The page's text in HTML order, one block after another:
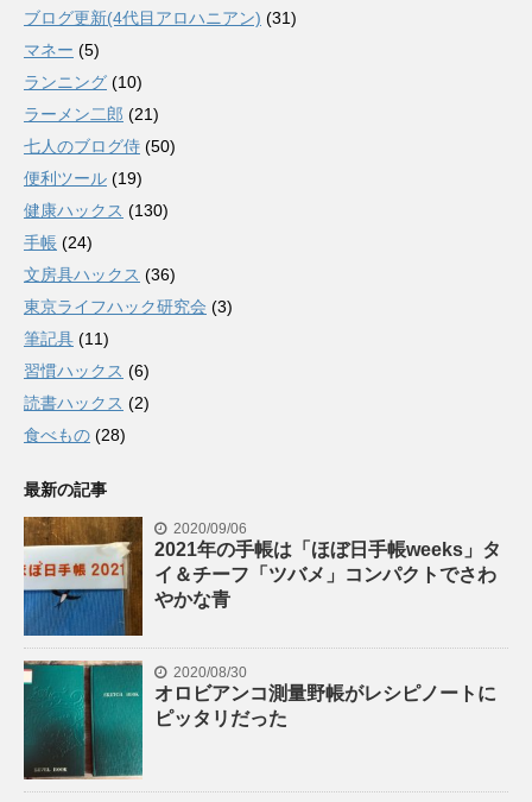
ブログ更新(4代目アロハニアン) (31)
マネー (5)
ランニング (10)
ラーメン二郎 (21)
七人のブログ侍 (50)
便利ツール (19)
健康ハックス (130)
手帳 (24)
文房具ハックス (36)
東京ライフハック研究会 (3)
筆記具 (11)
習慣ハックス (6)
読書ハックス (2)
食べもの (28)
最新の記事
2020/09/06
2021年の手帳は「ほぼ日手帳weeks」タ
イ＆チーフ「ツバメ」コンパクトでさわ
やかな青
2020/08/30
オロビアンコ測量野帳がレシピノートに
ピッタリだった